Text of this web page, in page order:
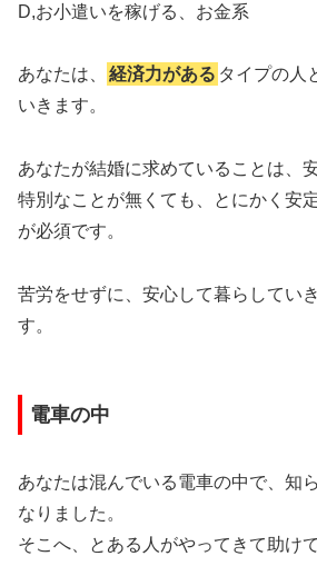
D,お小遣いを稼げる、お金系
あなたは、 経済力がある タイプの人
いきます。
あなたが結婚に求めていることは、
特別なことが無くても、とにかく安
が必須です。
苦労をせずに、安心して暮らしてい
す。
電車の中
あなたは混んでいる電車の中で、知
なりました。
そこへ、とある人がやってきて助け